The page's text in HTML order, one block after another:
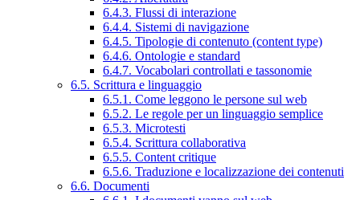
6.4.3. Flussi di interazione
6.4.4. Sistemi di navigazione
6.4.5. Tipologie di contenuto (content type)
6.4.6. Ontologie e standard
6.4.7. Vocabolari controllati e tassonomie
6.5. Scrittura e linguaggio
6.5.1. Come leggono le persone sul web
6.5.2. Le regole per un linguaggio semplice
6.5.3. Microtesti
6.5.4. Scrittura collaborativa
6.5.5. Content critique
6.5.6. Traduzione e localizzazione dei contenuti
6.6. Documenti